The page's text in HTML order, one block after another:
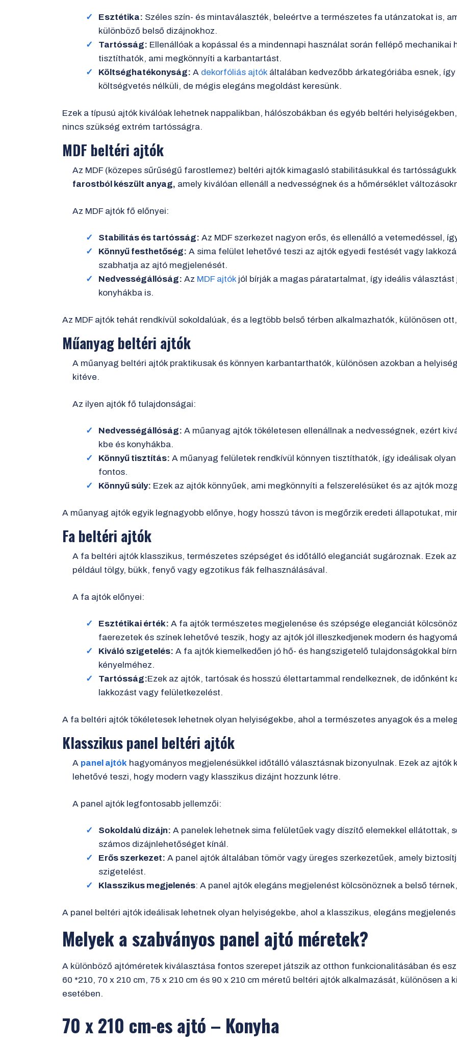
Esztétika: Széles szín- és mintaválaszték, beleértve a természetes fa utánzatokat is,
különböző belső dizájnokhoz.
Tartósság: Ellenállóak a kopással és a mindennapi használat során fellépő mechanikai
tisztíthatók, ami megkönnyíti a karbantartást.
Költséghatékonyság: A dekorfóliás ajtók általában kedvezőbb árkategóriába esnek,
költségvetés nélküli, de mégis elegáns megoldást keresünk.
Ezek a típusú ajtók kiválóak lehetnek nappalikban, hálószobákban és egyéb beltéri
nincs szükség extrém tartósságra.
MDF beltéri ajtók
Az MDF (közepes sűrűségű farostlemez) beltéri ajtók kimagasló stabilitásukkal és
farostból készült anyag, amely kiválóan ellenáll a nedvességnek és a hőmérséklet
Az MDF ajtók fő előnyei:
Stabilitás és tartósság: Az MDF szerkezet nagyon erős, és ellenálló a vetemedéssel,
Könnyű festhetőség: A sima felület lehetővé teszi az ajtók egyedi festését vagy
szabhatja az ajtó megjelenését.
Nedvességállóság: Az MDF ajtók jól bírják a magas páratartalmat, így ideális
konyhákba is.
Az MDF ajtók tehát rendkívül sokoldalúak, és a legtöbb belső térben alkalmazhatók, különösen
Műanyag beltéri ajtók
A műanyag beltéri ajtók praktikusak és könnyen karbantarthatók, különösen azokban a
kitéve.
Az ilyen ajtók fő tulajdonságai:
Nedvességállóság: A műanyag ajtók tökéletesen ellenállnak a nedvességnek, ezért
kbe és konyhákba.
Könnyű tisztítás: A műanyag felületek rendkívül könnyen tisztíthatók, így ideálisak
fontos.
Könnyű súly: Ezek az ajtók könnyűek, ami megkönnyíti a felszerelésüket és az ajtók
A műanyag ajtók egyik legnagyobb előnye, hogy hosszú távon is megőrzik eredeti állapotukat,
Fa beltéri ajtók
A fa beltéri ajtók klasszikus, természetes szépséget és időtálló eleganciát sugároznak. Ezek
például tölgy, bükk, fenyő vagy egzotikus fák felhasználásával.
A fa ajtók előnyei:
Esztétikai érték: A fa ajtók természetes megjelenése és szépsége eleganciát
faerezetek és színek lehetővé teszik, hogy az ajtók jól illeszkedjenek modern és
Kiváló szigetelés: A fa ajtók kiemelkedően jó hő- és hangszigetelő tulajdonságokkal
kényelméhez.
Tartósság:Ezek az ajtók, tartósak és hosszú élettartammal rendelkeznek, de időnként
lakkozást vagy felületkezelést.
A fa beltéri ajtók tökéletesek lehetnek olyan helyiségekbe, ahol a természetes anyagok és a
Klasszikus panel beltéri ajtók
A panel ajtók hagyományos megjelenésükkel időtálló választásnak bizonyulnak. Ezek az ajtók
lehetővé teszi, hogy modern vagy klasszikus dizájnt hozzunk létre.
A panel ajtók legfontosabb jellemzői:
Sokoldalú dizájn: A panelek lehetnek sima felületűek vagy díszítő elemekkel ellátottak,
számos dizájnlehetőséget kínál.
Erős szerkezet: A panel ajtók általában tömör vagy üreges szerkezetűek, amely
szigetelést.
Klasszikus megjelenés: A panel ajtók elegáns megjelenést kölcsönöznek a belső
A panel beltéri ajtók ideálisak lehetnek olyan helyiségekbe, ahol a klasszikus, elegáns
Melyek a szabványos panel ajtó méretek?
A különböző ajtóméretek kiválasztása fontos szerepet játszik az otthon funkcionalitásában és
60 *210, 70 x 210 cm, 75 x 210 cm és 90 x 210 cm méretű beltéri ajtók alkalmazását, különösen a
esetében.
70 x 210 cm-es ajtó – Konyha